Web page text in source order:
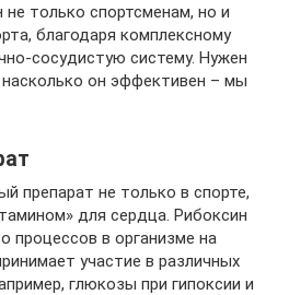
только спортсменам, но и
благодаря комплексному
сосудистую систему. Нужен
насколько он эффективен – мы
препарат не только в спорте,
для сердца. Рибоксин
процессов в организме на
участие в различных
глюкозы при гипоксии и